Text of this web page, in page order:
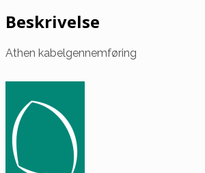
Beskrivelse
Athen kabelgennemføring